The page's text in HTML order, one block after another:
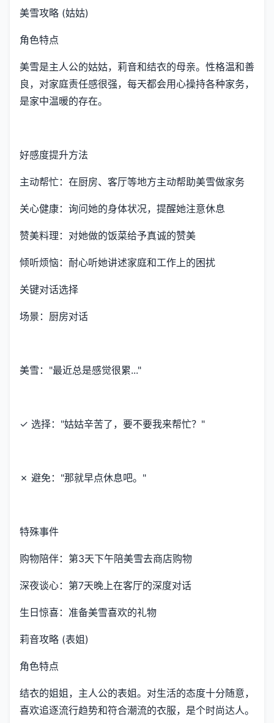
美雪攻略 (姑姑)
角色特点
美雪是主人公的姑姑，莉音和结衣的母亲。性格温和善
良，对家庭责任感很强，每天都会用心操持各种家务，
是家中温暖的存在。
好感度提升方法
主动帮忙：在厨房、客厅等地方主动帮助美雪做家务
关心健康：询问她的身体状况，提醒她注意休息
赞美料理：对她做的饭菜给予真诚的赞美
倾听烦恼：耐心听她讲述家庭和工作上的困扰
关键对话选择
场景：厨房对话
美雪："最近总是感觉很累..."
✓ 选择："姑姑辛苦了，要不要我来帮忙？"
✗ 避免："那就早点休息吧。"
特殊事件
购物陪伴：第3天下午陪美雪去商店购物
深夜谈心：第7天晚上在客厅的深度对话
生日惊喜：准备美雪喜欢的礼物
莉音攻略 (表姐)
角色特点
结衣的姐姐，主人公的表姐。对生活的态度十分随意，
喜欢追逐流行趋势和符合潮流的衣服，是个时尚达人。